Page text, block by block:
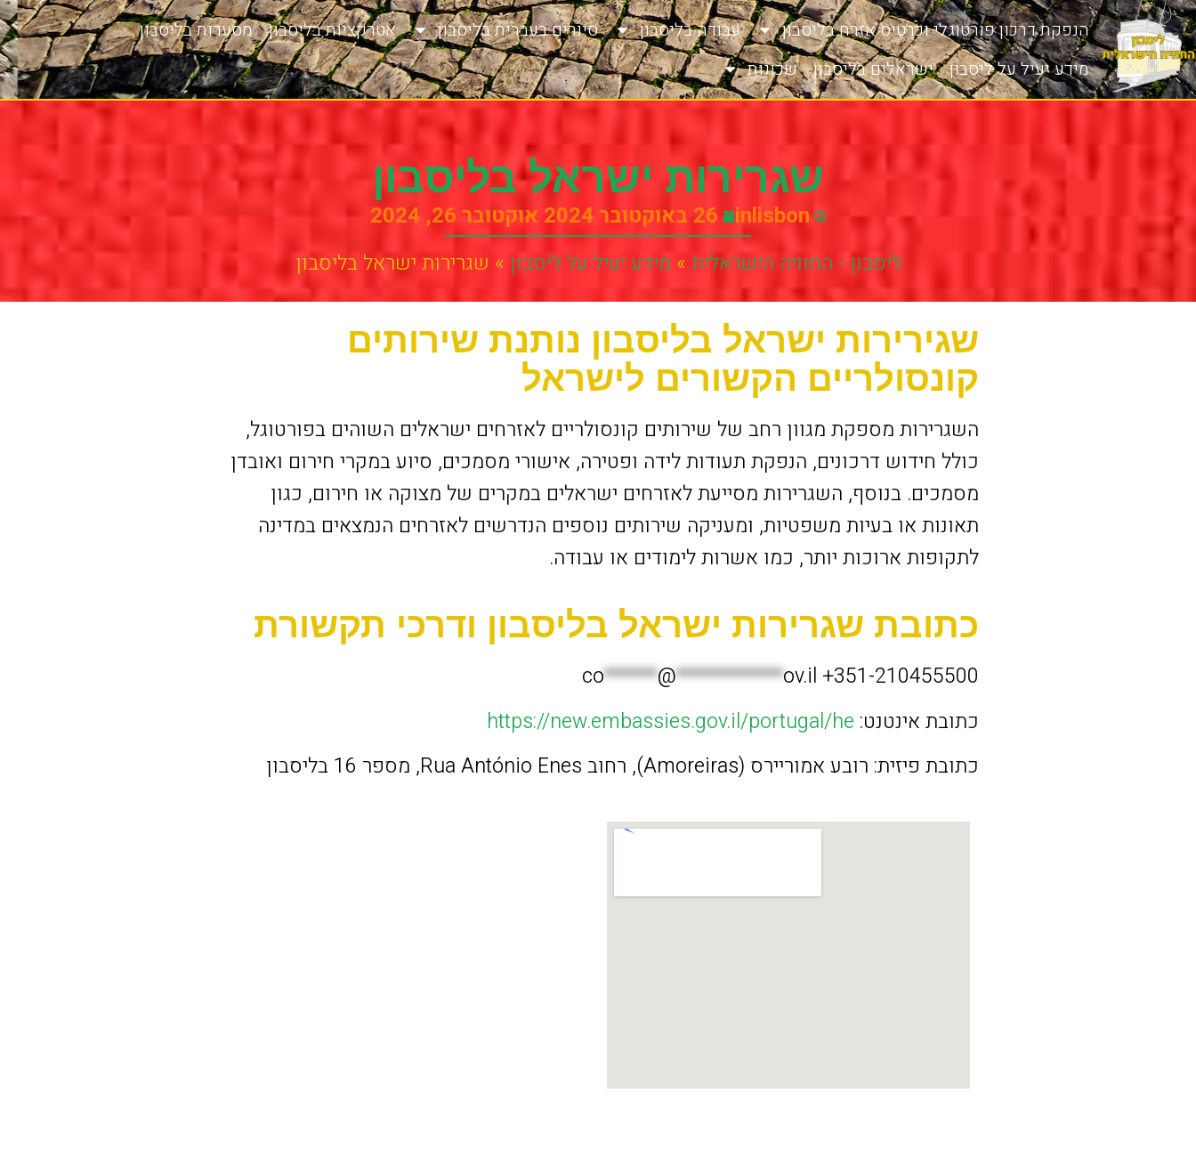
הנפקת דרכון פורטוגלי וכרטיס אזרח בליסבון עבודה בליסבון סיורים בעברית בליסבון אטרקציות בליסבון
מסעדות בליסבון
מידע יעיל על ליסבון
ישראלים בליסבון שכונות
שגרירות ישראל בליסבון
inlisbon 26 באוקטובר 2024 אוקטובר 26, 2024
ליסבון - החוויה הישראלית » מידע יעיל על ליסבון » שגרירות ישראל בליסבון
שגירירות ישראל בליסבון נותנת שירותים
קונסולריים הקשורים לישראל
השגרירות מספקת מגוון רחב של שירותים קונסולריים לאזרחים ישראלים השוהים בפורטוגל,
כולל חידוש דרכונים, הנפקת תעודות לידה ופטירה, אישורי מסמכים, סיוע במקרי חירום ואובדן
מסמכים. בנוסף, השגרירות מסייעת לאזרחים ישראלים במקרים של מצוקה או חירום, כגון
תאונות או בעיות משפטיות, ומעניקה שירותים נוספים הנדרשים לאזרחים הנמצאים במדינה
לתקופות ארוכות יותר, כמו אשרות לימודים או עבודה.
כתובת שגרירות ישראל בליסבון ודרכי תקשורת
co******@************ov.il +351-210455500
כתובת אינטנט:
כתובת פיזית: רובע אמוריירס (Amoreiras), רחוב Rua António Enes, מספר 16 בליסבון